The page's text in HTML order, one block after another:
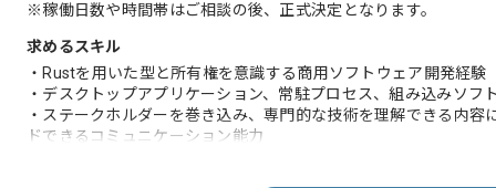
※稼働日数や時間帯はご相談の後、正式決定となります。
求めるスキル
・Rustを用いた型と所有権を意識する商用ソフトウェア開発経験
・デスクトップアプリケーション、常駐プロセス、組み込みソフ
・ステークホルダーを巻き込み、専門的な技術を理解できる内容
ドできるコミュニケーション能力